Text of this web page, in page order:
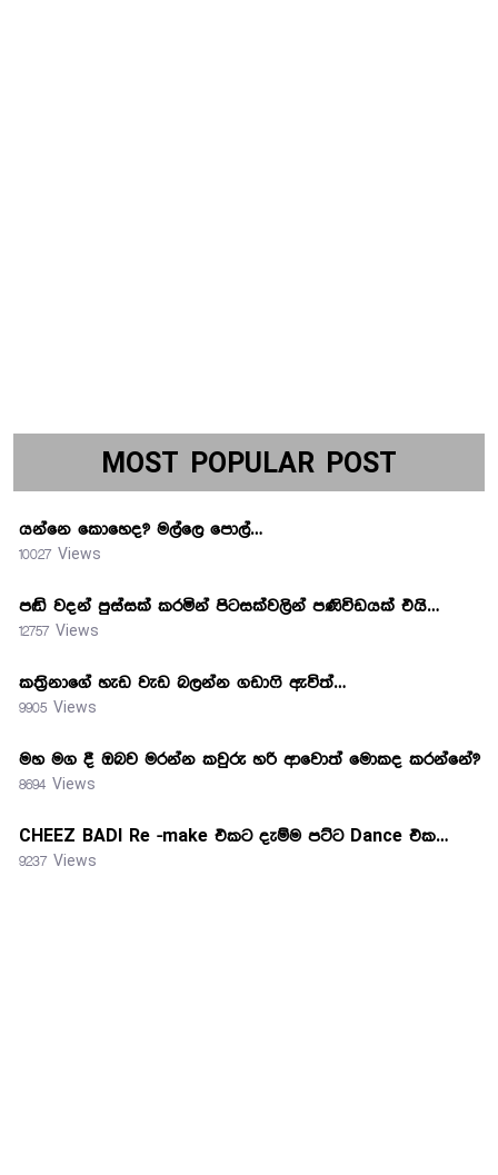
MOST POPULAR POST
යන්නෙ කොහෙද? මල්ලෙ පොල්…
10027 Views
පඬි වදන් පුස්සක් කරමින් පිටසක්වලින් පණිවිඩයක් එයි…
12757 Views
කත්‍රිනාගේ හැඩ වැඩ බලන්න ගඩාෆි ඇවිත්…
9905 Views
මහ මග දී ඔබව මරන්න කවුරු හරි ආවොත් මොකද කරන්නේ?
8694 Views
CHEEZ BADI Re -make එකට දැම්ම පට්ට Dance එක…
9237 Views